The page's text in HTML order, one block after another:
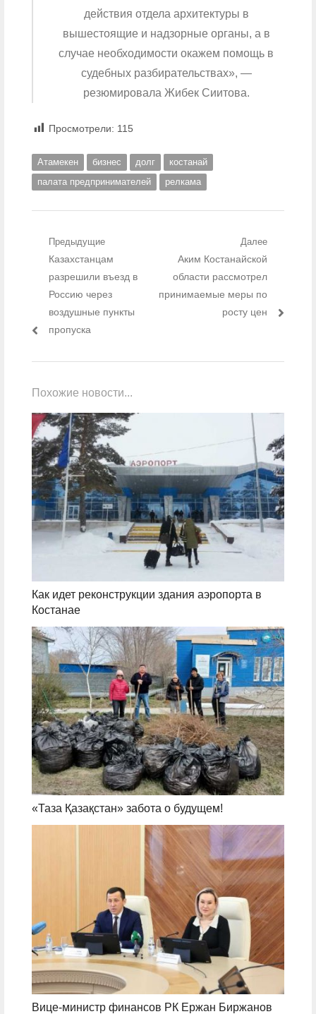
действия отдела архитектуры в
вышестоящие и надзорные органы, а в
случае необходимости окажем помощь в
судебных разбирательствах», —
резюмировала Жибек Сиитова.
Просмотрели: 115
Атамекен бизнес долг
костанай
палата предпринимателей
релкама
Навигация по записям
Предыдущие
Предыдущий пост:
Казахстанцам
разрешили въезд в
Россию через
воздушные пункты
пропуска
Далее
Следующий пост:
Аким Костанайской
области рассмотрел
принимаемые меры по
росту цен
Похожие новости...
Как идет реконструкции здания аэропорта в
Костанае
«Таза Қазақстан» забота о будущем!
Вице-министр финансов РК Ержан Биржанов